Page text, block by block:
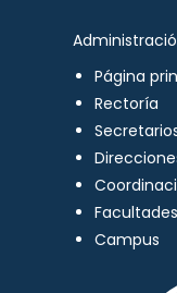
Página
Rectoría
Facultades
Campus